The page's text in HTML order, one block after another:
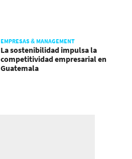
EMPRESAS & MANAGEMENT
La sostenibilidad impulsa la
competitividad empresarial en
Guatemala